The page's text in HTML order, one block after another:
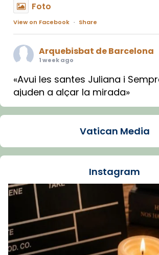
Foto
View on Facebook · Share
Arquebisbat de Barcelona
1 week ago
«Avui les santes Juliana i
ajuden a alçar la mirada»
Mons. Sergi Gordo, bisbe de
Santes de Mataró.
🔗tinyurl.com/cvu5jmbk
Foto
View on Facebook Share
Arquebisbat de Barcelona
de Barcelona.
1 week ago
Vatican Media
Instagram